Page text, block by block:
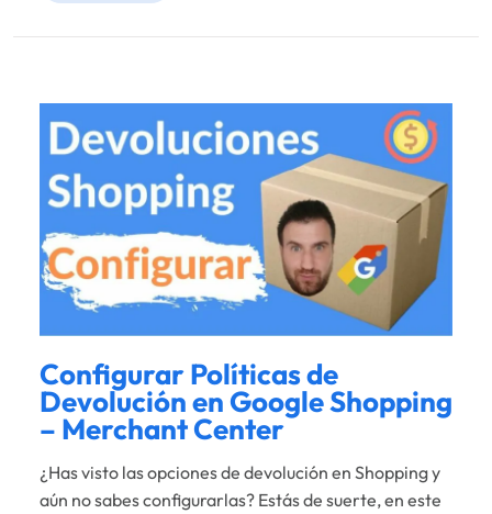
Configurar Políticas de
Devolución en Google Shopping
– Merchant Center
¿Has visto las opciones de devolución en Shopping y
aún no sabes configurarlas? Estás de suerte, en este